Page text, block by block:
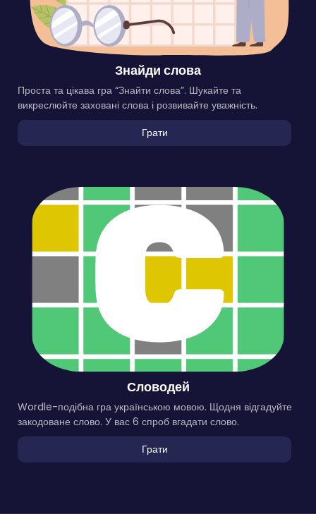
Знайди слова
Проста та цікава гра “Знайти слова”. Шукайте та
викреслюйте заховані слова і розвивайте уважність.
Грати
Словодей
Wordle-подібна гра українською мовою. Щодня відгадуйте
закодоване слово. У вас 6 спроб вгадати слово.
Грати